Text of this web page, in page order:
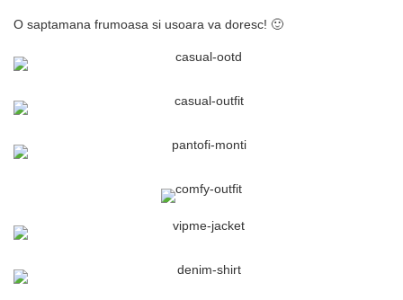
O saptamana frumoasa si usoara va doresc! 🙂